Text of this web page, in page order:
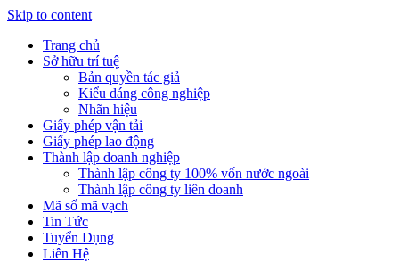
Skip to content
Trang chủ
Sở hữu trí tuệ
Bản quyền tác giả
Kiểu dáng công nghiệp
Nhãn hiệu
Giấy phép vận tải
Giấy phép lao động
Thành lập doanh nghiệp
Thành lập công ty 100% vốn nước ngoài
Thành lập công ty liên doanh
Mã số mã vạch
Tin Tức
Tuyển Dụng
Liên Hệ